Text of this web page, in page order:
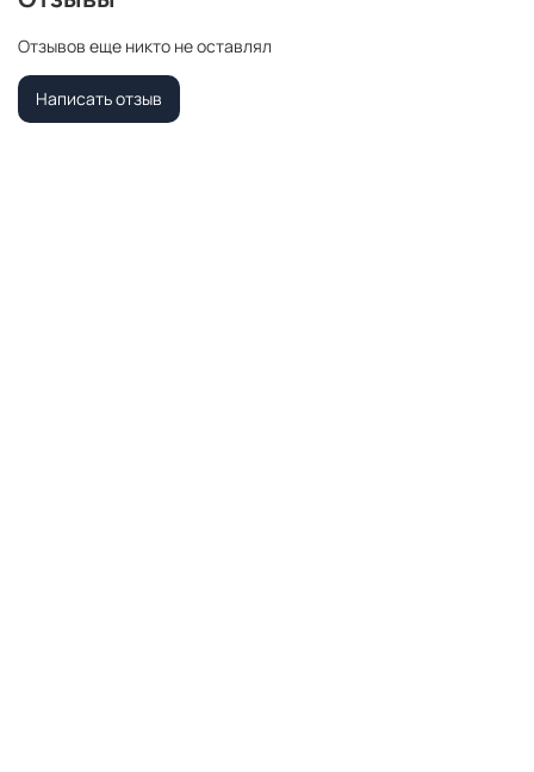
спортивных наград • Старинных часов, ключей, монет или
украшений - Используется как настенная или настольная
фоторамка (нет подставки) 4. Преимущества: -
Универсальность: квадратные и прямоугольные форматы,
Отзывов еще никто не оставлял
Написать отзыв